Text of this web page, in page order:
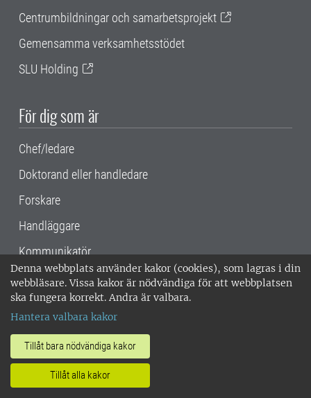
Denna webbplats använder kakor (cookies), som lagras i din
webbläsare. Vissa kakor är nödvändiga för att webbplatsen
ska fungera korrekt. Andra är valbara.
Hantera valbara kakor
Tillåt bara nödvändiga kakor
Tillåt alla kakor
Centrumbildningar och samarbetsprojekt
Gemensamma verksamhetsstödet
SLU Holding
För dig som är
Chef/ledare
Doktorand eller handledare
Forskare
Handläggare
Kommunikatör
Lärare/studierektor
Programstudierektor
Senaste nytt från
Driftinformation